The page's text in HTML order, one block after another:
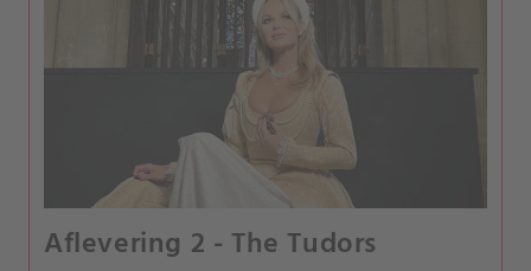
Aflevering 2 - The Tudors